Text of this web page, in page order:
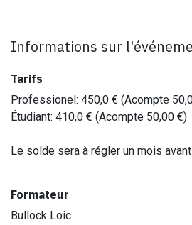
Informations sur
Tarifs
Professionel: 450,0 € (Acompte
Étudiant: 410,0 € (Acompte 50,00 €)
Le solde sera à régler un mois
Formateur
Bullock Loic